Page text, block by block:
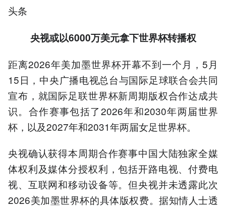
头条
央视或以6000万美元拿下世界杯转播权
距离2026年美加墨世界杯开幕不到一个月，5月
15日，中央广播电视总台与国际足球联合会共同
宣布，就国际足联世界杯新周期版权合作达成共
识。合作赛事包括了2026年和2030年两届世界
杯，以及2027年和2031年两届女足世界杯。
央视确认获得本周期合作赛事中国大陆独家全媒
体权利及媒体分授权利，包括开路电视、付费电
视、互联网和移动设备等。但央视并未透露此次
2026美加墨世界杯的具体版权费。据知情人士透